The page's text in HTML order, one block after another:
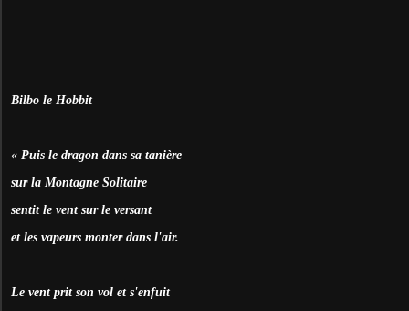
Bilbo le Hobbit
« Puis le dragon dans sa tanière
sur la Montagne Solitaire
sentit le vent sur le versant
et les vapeurs monter dans l'air.
Le vent prit son vol et s'enfuit